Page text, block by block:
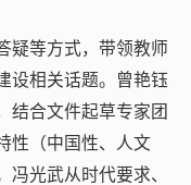
疑等方式，带领教师
设相关话题。曾艳钰
结合文件起草专家团
性（中国性、人文
光武从时代要求、